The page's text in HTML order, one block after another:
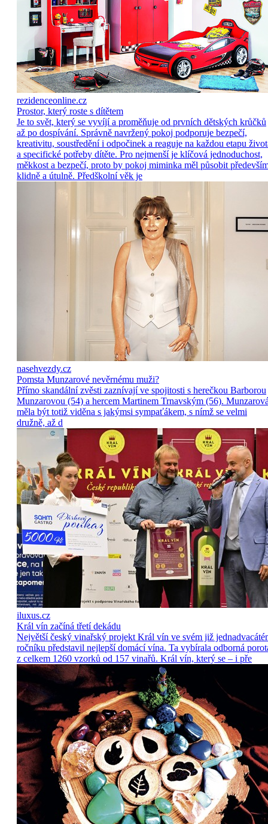
rezidenceonline.cz
Prostor, který roste s dítětem
Je to svět, který se vyvíjí a proměňuje od prvních dětských krůčků
až po dospívání. Správně navržený pokoj podporuje bezpečí,
kreativitu, soustředění i odpočinek a reaguje na každou etapu
a specifické potřeby dítěte. Pro nejmenší je klíčová jednoduchost,
měkkost a bezpečí, proto by pokoj miminka měl působit
klidně a útulně. Předškolní věk je
nasehvezdy.cz
Pomsta Munzarové nevěrnému muži?
Přímo skandální zvěsti zaznívají ve spojitosti s herečkou Barborou
Munzarovou (54) a hercem Martinem Trnavským (56).
měla být totiž viděna s jakýmsi sympaťákem, s nímž se velmi
družně, až d
iluxus.cz
Král vín začíná třetí dekádu
Největší český vinařský projekt Král vín ve svém již
ročníku představil nejlepší domácí vína. Ta vybírala odborná
z celkem 1260 vzorků od 157 vinařů. Král vín, který se – i pře